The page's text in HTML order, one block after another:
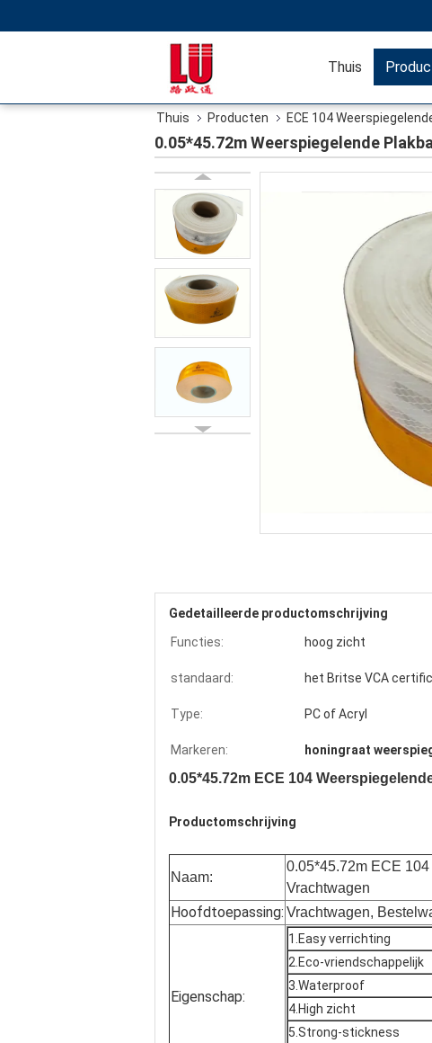
Thuis
Thuis Producten ECE 104
0.05*45.72m Weerspiegelende
Gedetailleerde productomschrijving
Functies:
hoog zicht
standaard: het Britse VCA
Type: PC of Acryl
Markeren: honingraat
0.05*45.72m ECE 104
Productomschrijving
Naam:
0.05*45.72m ECE
Vrachtwagen
Hoofdtoepassing: Vrachtwagen,
Eigenschap:
1.Easy verrichting
2.Eco-vriendschappelijk
3.Waterproof
4.High zicht
5.Strong-stickness